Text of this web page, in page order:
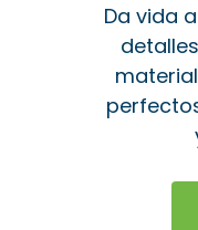
Da vida